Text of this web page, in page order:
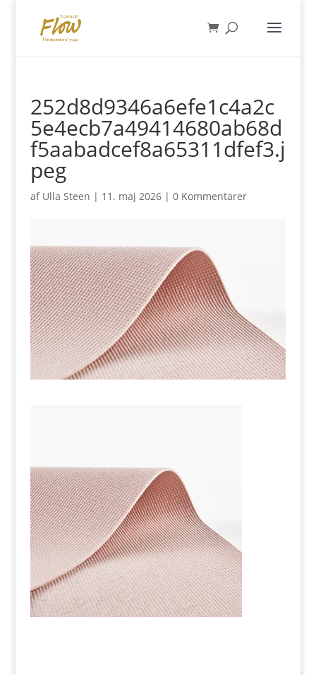
252d8d9346a6efe1c4a2c
5e4ecb7a49414680ab68d
f5aabadcef8a65311dfef3.j
peg
af Ulla Steen | 11. maj 2026| 0 Kommentarer